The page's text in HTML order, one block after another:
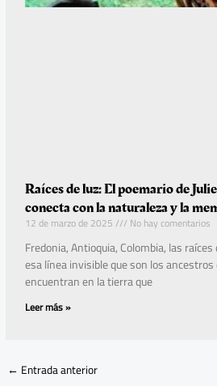
Raíces de luz: El poemario de
conecta con la naturaleza y la
12 de marzo de 2025 No hay comentarios
Fredonia, Antioquia, Colombia, las
esa línea invisible que son los
encuentran en la tierra que
Leer más »
← Entrada anterior